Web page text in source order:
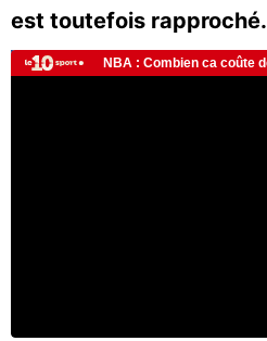
est toutefois rapproché.